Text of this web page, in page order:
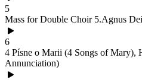
5
Mass for Double Choir 5.Agnus Dei
6
4 Písne o Marii (4 Songs of Mary),
Annunciation)